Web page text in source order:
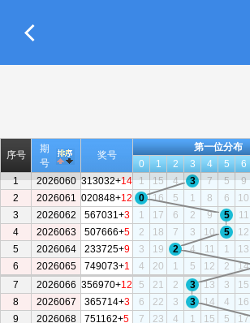
序号
期
号
奖号
第一位分布
0
1 2 3 4 5 6
1
2026060 313032+14 1 15 4 3 7 5 9
2
2026061 020848+12 0 16 5 1 8 6 10
3
2026062 567031+3 1 17 6 2 9 5 11
4
2026063 507666+5 2 18 7 3 10 5 12
5
2026064 233725+9 3 19 2 4 11 1 13
6
2026065 749073+1 4 20 1 5 12 2 14
7
2026066 356970+12 5 21 2 3 13 3 15
8
2026067 365714+3 6 22 3 3 14 4 16
9
2026068 751162+5 7 23 4 1 15 5 17